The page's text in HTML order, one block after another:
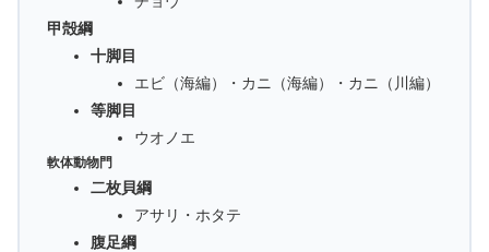
甲殻綱
十脚目
エビ（海編）・カニ（海編）・カニ（川編）
等脚目
ウオノエ
軟体動物門
二枚貝綱
アサリ・ホタテ
腹足綱